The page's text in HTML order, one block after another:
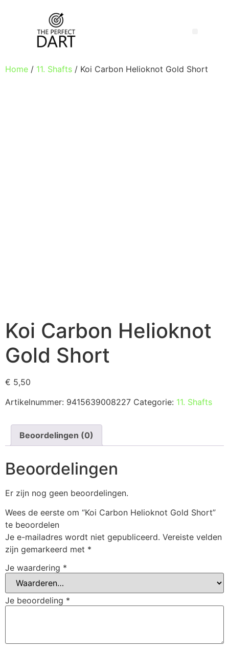
Home / 11. Shafts / Koi Carbon Helioknot Gold Short
Koi Carbon Helioknot
Gold Short
€ 5,50
Artikelnummer: 9415639008227 Categorie: 11. Shafts
Beoordelingen (0)
Beoordelingen
Er zijn nog geen beoordelingen.
Wees de eerste om “Koi Carbon Helioknot Gold Short”
te beoordelen
Je e-mailadres wordt niet gepubliceerd. Vereiste velden
zijn gemarkeerd met *
Je waardering *
Je beoordeling *